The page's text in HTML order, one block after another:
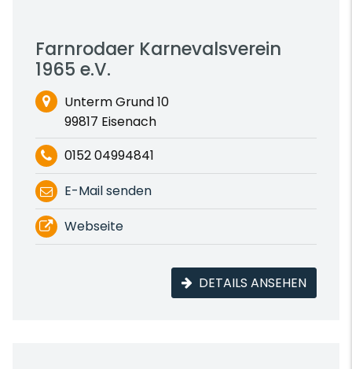
Farnrodaer Karnevalsverein
1965 e.V.
Unterm Grund 10
99817 Eisenach
0152 04994841
E-Mail senden
Webseite
DETAILS ANSEHEN